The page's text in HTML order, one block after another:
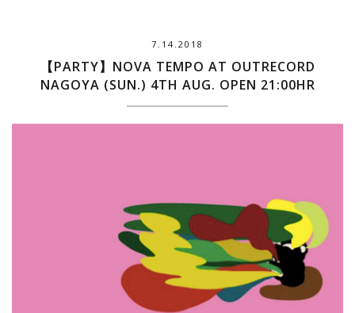
7.14.2018
【PARTY】NOVA TEMPO AT OUTRECORD
NAGOYA (SUN.) 4TH AUG. OPEN 21:00HR